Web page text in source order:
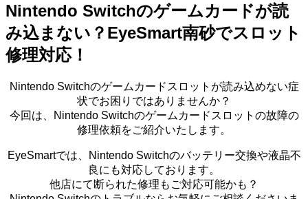
Nintendo Switchのゲームカードが読
み込まない？EyeSmart南砂でスロット
修理対応！
Nintendo Switchのゲームカードスロットが読み込めない症
状でお困りではありませんか？
今回は、Nintendo Switchのゲームカードスロットの故障の
修理依頼をご紹介いたします。
EyeSmartでは、Nintendo Switchのバッテリー交換や液晶不
良にも対応しております。
他店にて断られた修理もご対応可能かも？